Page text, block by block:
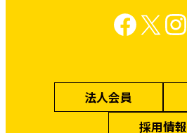
法人会員
採用情報